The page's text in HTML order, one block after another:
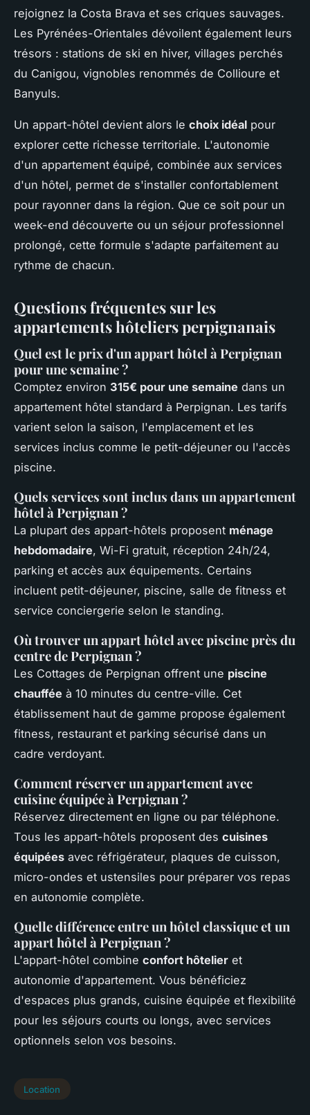
rejoignez la Costa Brava et ses criques sauvages.
Les Pyrénées-Orientales dévoilent également leurs
trésors : stations de ski en hiver, villages perchés
du Canigou, vignobles renommés de Collioure et
Banyuls.
Un appart-hôtel devient alors le choix idéal pour
explorer cette richesse territoriale. L'autonomie
d'un appartement équipé, combinée aux services
d'un hôtel, permet de s'installer confortablement
pour rayonner dans la région. Que ce soit pour un
week-end découverte ou un séjour professionnel
prolongé, cette formule s'adapte parfaitement au
rythme de chacun.
Questions fréquentes sur les
appartements hôteliers perpignanais
Quel est le prix d'un appart hôtel à Perpignan
pour une semaine ?
Comptez environ 315€ pour une semaine dans un
appartement hôtel standard à Perpignan. Les tarifs
varient selon la saison, l'emplacement et les
services inclus comme le petit-déjeuner ou l'accès
piscine.
Quels services sont inclus dans un appartement
hôtel à Perpignan ?
La plupart des appart-hôtels proposent ménage
hebdomadaire, Wi-Fi gratuit, réception 24h/24,
parking et accès aux équipements. Certains
incluent petit-déjeuner, piscine, salle de fitness et
service conciergerie selon le standing.
Où trouver un appart hôtel avec piscine près du
centre de Perpignan ?
Les Cottages de Perpignan offrent une piscine
chauffée à 10 minutes du centre-ville. Cet
établissement haut de gamme propose également
fitness, restaurant et parking sécurisé dans un
cadre verdoyant.
Comment réserver un appartement avec
cuisine équipée à Perpignan ?
Réservez directement en ligne ou par téléphone.
Tous les appart-hôtels proposent des cuisines
équipées avec réfrigérateur, plaques de cuisson,
micro-ondes et ustensiles pour préparer vos repas
en autonomie complète.
Quelle différence entre un hôtel classique et un
appart hôtel à Perpignan ?
L'appart-hôtel combine confort hôtelier et
autonomie d'appartement. Vous bénéficiez
d'espaces plus grands, cuisine équipée et flexibilité
pour les séjours courts ou longs, avec services
optionnels selon vos besoins.
Location